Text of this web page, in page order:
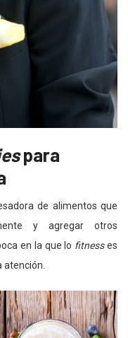
para
de alimentos que
y agregar otros
en la que lo fitnesses
atención.